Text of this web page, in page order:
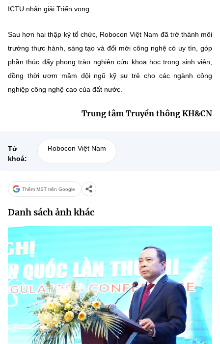
ICTU nhận giải Triển vọng.
Sau hơn hai thập kỷ tổ chức, Robocon Việt Nam đã trở thành môi
trường thực hành, sáng tạo và đổi mới công nghệ có uy tín, góp
phần thúc đẩy phong trào nghiên cứu khoa học trong sinh viên,
đồng thời ươm mầm đội ngũ kỹ sư trẻ cho các ngành công
nghiệp công nghệ cao của đất nước.
Trung tâm Truyền thông KH&CN
Từ
khoá:
Robocon Việt Nam
Thêm MST trên Google
Danh sách ảnh khác